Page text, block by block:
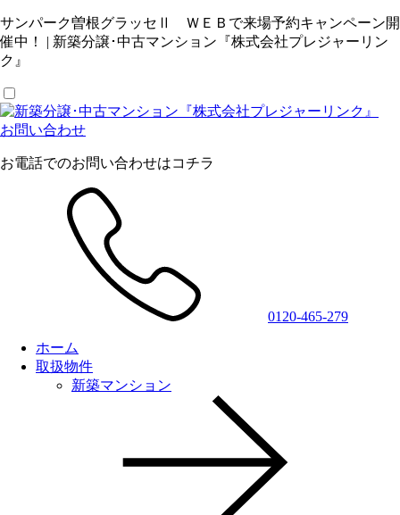
サンパーク曽根グラッセⅡ ＷＥＢで来場予約キャンペーン開
催中！ | 新築分譲･中古マンション『株式会社プレジャーリン
ク』
お問い合わせ
お電話でのお問い合わせはコチラ
0120-465-279
ホーム
取扱物件
新築マンション